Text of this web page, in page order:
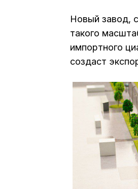
Новый завод,
такого
импортного
создаст